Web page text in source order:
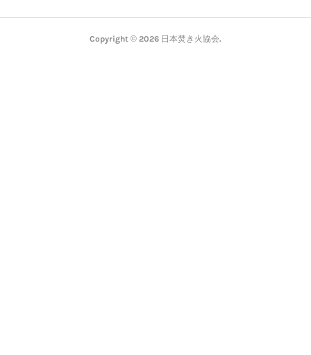
Copyright © 2026 日本焚き火協会.